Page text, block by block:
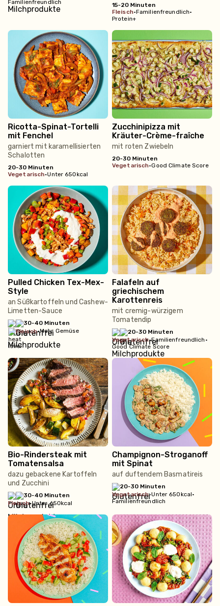
Familienfreundlich
15-20 Minuten
fleisch•Familienfreundlich•
Protein+
Ricotta-Spinat-Tortelli
mit Fenchel
garniert mit karamellisierten
Schalotten
20-30 Minuten
vegetarisch•Unter 650kcal
Zucchinipizza mit
Kräuter-Crème-fraîche
mit roten Zwiebeln
20-30 Minuten
vegetarisch•Good Climate Score
Pulled Chicken Tex-Mex-
Style
an Süßkartoffeln und Cashew-
Limetten-Sauce
30-40 Minuten
fleisch•Mehr Gemüse
Falafeln auf
griechischem
Karottenreis
mit cremig-würzigem
Tomatendip
20-30 Minuten
vegetarisch•Familienfreundlich •
Good Climate Score
Bio-Rindersteak mit
Tomatensalsa
dazu gebackene Kartoffeln
und Zucchini
30-40 Minuten
fleisch•Unter 650kcal
Champignon-Stroganoff
mit Spinat
auf duftendem Basmatireis
20-30 Minuten
vegetarisch•Unter 650kcal•
Familienfreundlich